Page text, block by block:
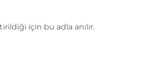
için bu adla anılır.